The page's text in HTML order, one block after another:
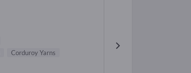
Corduroy Yarns